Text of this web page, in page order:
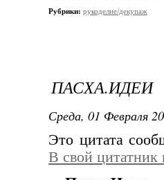
Рубрики: рукоделие/декупаж
ПАСХА.ИДЕИ
Среда, 01 Февраля
Это цитата
В свой цитатник